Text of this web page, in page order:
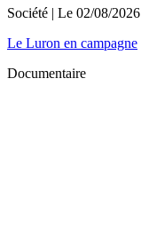
Société | Le 02/08/2026
Le Luron en campagne
Documentaire